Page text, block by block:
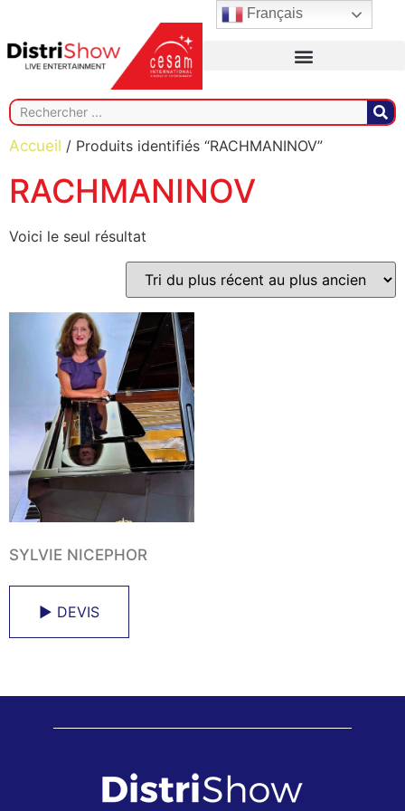
Accueil / Produits identifiés “RACHMANINOV”
RACHMANINOV
Voici le seul résultat
SYLVIE NICEPHOR
► DEVIS
Français